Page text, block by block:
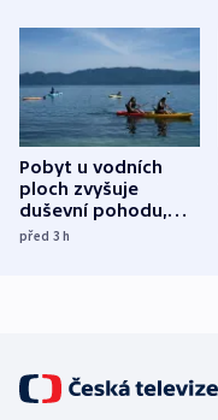
Pobyt u vodních
ploch zvyšuje
duševní pohodu,
ukázala
před 3h